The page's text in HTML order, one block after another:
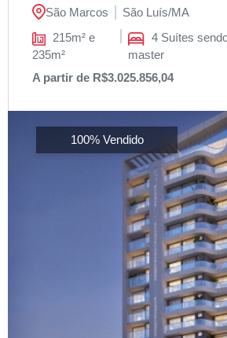
São Marcos São Luís/MA
215m² e
235m²
4 Suítes
master
A partir de R$3.025.856,04
100% Vendido